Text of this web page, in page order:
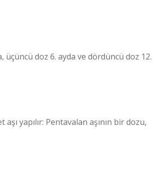
üçüncü doz 6. ayda ve dördüncü doz 12.
yapılır: Pentavalan aşının bir dozu,